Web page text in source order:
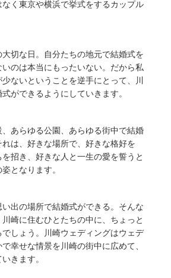
く東京や横浜で挙式をするカップル
切な日。自分たちの地元で結婚式を
のは本当にもったいない。だから私
ないということを逆手にとって、川
ができるようにしていきます。
あらゆる公園、あらゆる街中で結婚
は、好きな場所で、好きな格好を
招き、好きな人と一生の愛を誓うと
となります。
出の場所で結婚式ができる。そんな
崎に住むひとたちの中に、ちょっと
でしょう。川崎ウェディングはウェデ
幸せな情景を川崎の街中に広めて、
きます。